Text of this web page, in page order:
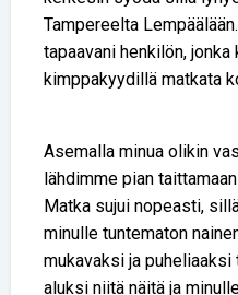
Tampereelta
tapaavani henkilön,
kimppakyydillä matkata
Asemalla minua olikin
lähdimme pian
Matka sujui nopeasti,
minulle tuntematon
mukavaksi ja
aluksi niitä näitä ja